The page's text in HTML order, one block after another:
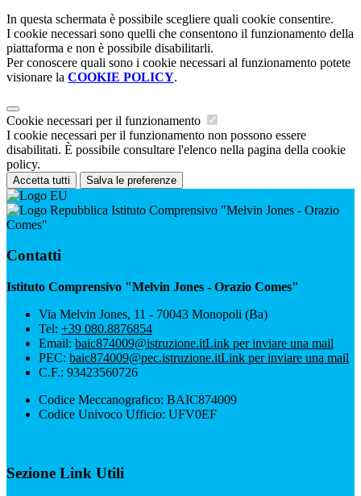
In questa schermata è possibile scegliere quali cookie consentire.
I cookie necessari sono quelli che consentono il funzionamento della
piattaforma e non è possibile disabilitarli.
Per conoscere quali sono i cookie necessari al funzionamento potete
visionare la COOKIE POLICY.
Cookie necessari per il funzionamento
I cookie necessari per il funzionamento non possono essere
disabilitati. È possibile consultare l'elenco nella pagina della cookie
policy.
Accetta tutti Salva le preferenze
Istituto Comprensivo "Melvin Jones - Orazio
Comes"
Contatti
Istituto Comprensivo "Melvin Jones - Orazio Comes"
Via Melvin Jones, 11 - 70043 Monopoli (Ba)
Tel: +39 080.8876854
Email: baic874009@istruzione.itLink per inviare una mail
PEC: baic874009@pec.istruzione.itLink per inviare una mail
C.F.: 93423560726
Codice Meccanografico: BAIC874009
Codice Univoco Ufficio: UFV0EF
Sezione Link Utili